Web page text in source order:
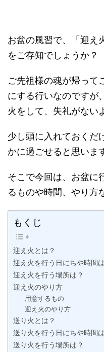
お盆の風習で、「迎え
をご存知でしょうか？
ご先祖様の魂が帰って
にする行いなのですが
火をして、失礼がない
少し頭に入れておくだ
かに過ごせると思いま
そこで今回は、お盆に
るものや時間、やり方
もくじ
迎え火とは？
迎え火を行う日にちや時間
迎え火を行う場所は？
迎え火のやり方
用意するもの
迎え火のやり方
送り火とは？
送り火を行う日にちや時間
送り火を行う場所は？